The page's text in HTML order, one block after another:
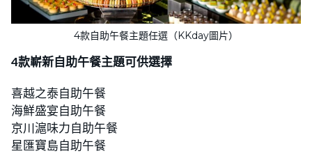
4款自助午餐主題任選（KKday圖片）
4款嶄新自助午餐主題可供選擇
喜越之泰自助午餐
海鮮盛宴自助午餐
京川滬味力自助午餐
星匯寶島自助午餐